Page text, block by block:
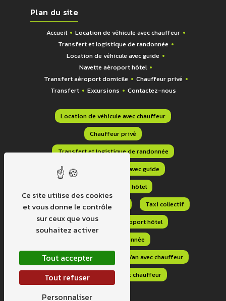
Plan du site
Accueil
Location de véhicule avec chauffeur
Transfert et logistique de randonnée
Location de véhicule avec guide
Navette aéroport hôtel
Transfert aéroport domicile
Chauffeur privé
Transfert
Excursions Contactez-nous
Location de véhicule avec chauffeur
Chauffeur privé
Transfert et logistique de randonnée
Location de véhicule avec guide
Navette aéroport hôtel
Transfert aéroport domicile
Taxi collectif
Transport navette aéroport hôtel
Transport randonnée
Transport sur mesure
Van avec chauffeur
Location minibus avec chauffeur
Ce site utilise des cookies
et vous donne le contrôle
sur ceux que vous
souhaitez activer
Tout accepter
Tout refuser
Personnaliser